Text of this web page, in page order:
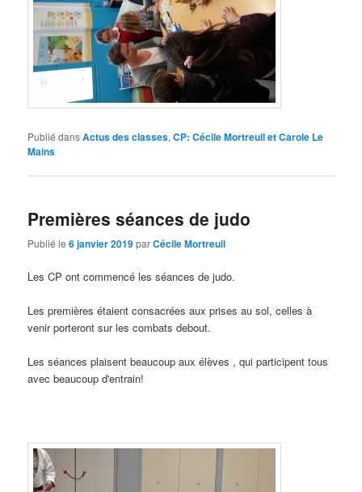
Publié dansActus des classes,CP: Cécile Mortreuil et Carole Le
Mains
Premières séances de judo
Publié le6 janvier 2019parCécile Mortreuil
Les CP ont commencé les séances de judo.
Les premières étaient consacrées aux prises au sol, celles à
venir porteront sur les combats debout.
Les séances plaisent beaucoup aux élèves , qui participent tous
avec beaucoup d'entrain!